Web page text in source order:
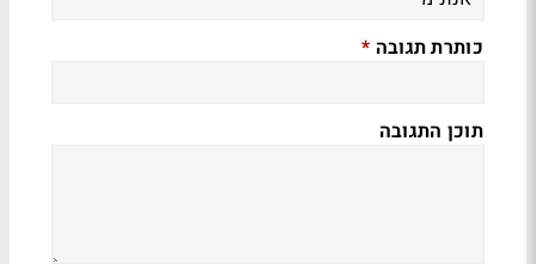
כותרת תגובה *
תוכן התגובה